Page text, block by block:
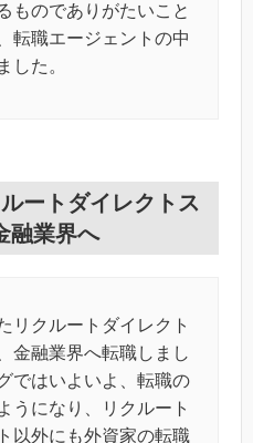
ものでありがたいこと
転職エージェントの中
した。
ートダイレクトス
融業界へ
リクルートダイレクト
金融業界へ転職しまし
ではいよいよ、転職の
うになり、リクルート
以外にも外資家の転職